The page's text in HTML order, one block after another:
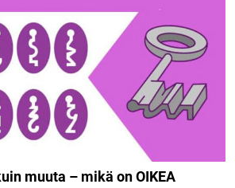
muuta – mikä on OIKEA